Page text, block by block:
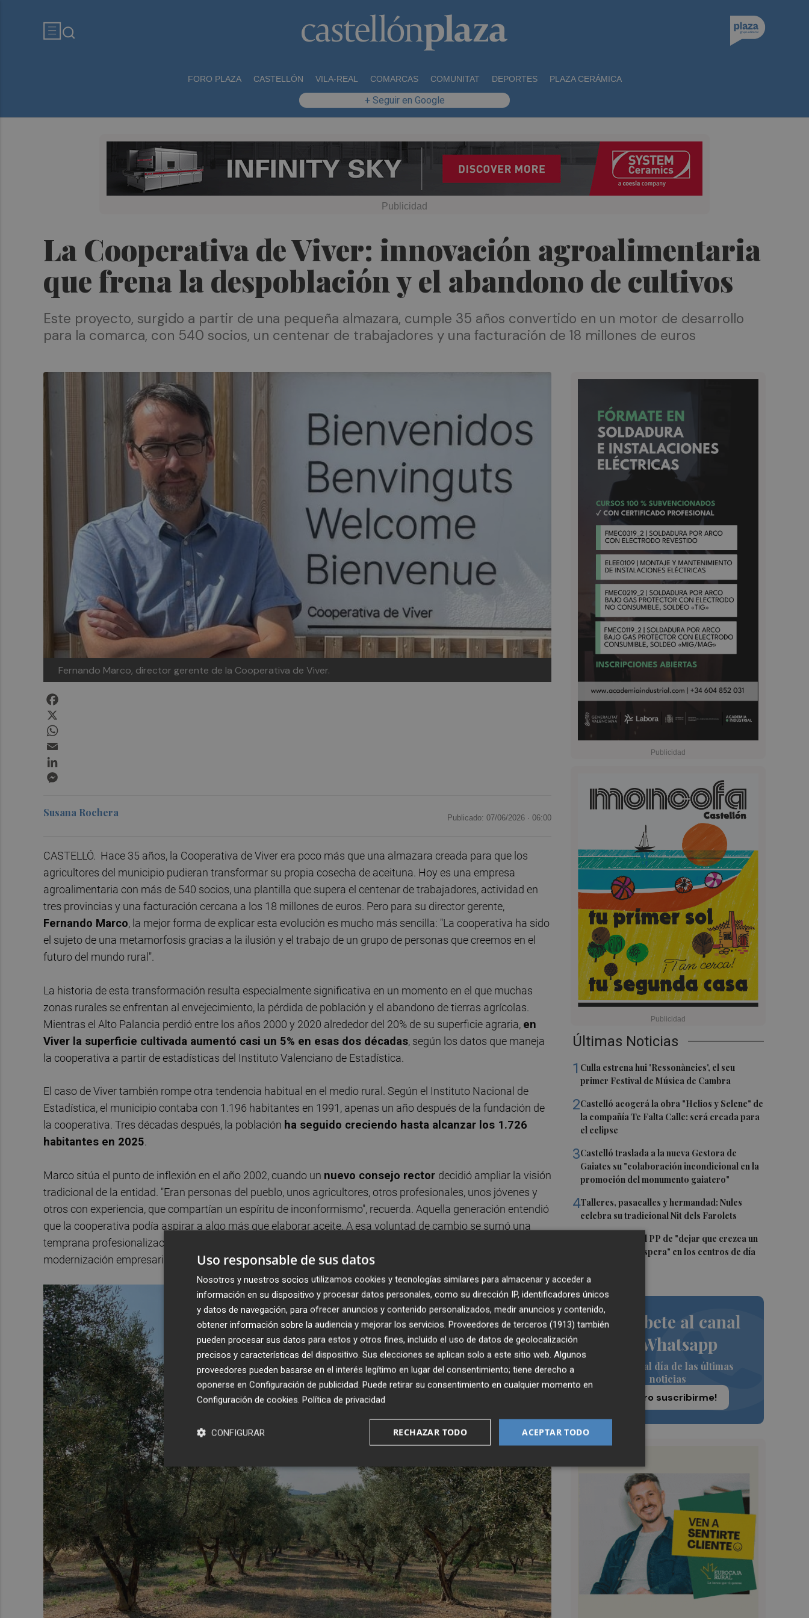
FORO PLAZA CASTELLÓN VILA-REAL COMARCAS COMUNITAT DEPORTES PLAZA CERÁMICA
+ Seguir en Google
La Cooperativa de Viver: innovación agroalimentaria
que frena la despoblación y el abandono de cultivos
Este proyecto, surgido a partir de una pequeña almazara, cumple 35 años convertido en un motor de desarrollo
para la comarca, con 540 socios, un centenar de trabajadores y una facturación de 18 millones de euros
Fernando Marco, director gerente de la Cooperativa de Viver.
Últimas Noticias
1 Culla estrena hui 'Ressonàncies', el seu
primer Festival de Música de Cambra
2Castelló acogerá la obra "Helios y Selene" de
la compañía Te Falta Calle: será creada para
el eclipse
3Castelló traslada a la nueva Gestora de
Gaiates su "colaboración incondicional en la
promoción del monumento gaiatero"
4Talleres, pasacalles y hermandad: Nules
celebra su tradicional Nit dels Farolets
El PSPV acusa al PP de "dejar que crezca un
31 % la lista de espera" en los centros de día
Suscríbete al canal
de Whatsapp
Siempre al día de las últimas
noticias
¡Quiero suscribirme!
Susana Rochera Publicado: 07/06/2026 · 06:00
CASTELLÓ. Hace 35 años, la Cooperativa de Viver era poco más que una almazara creada para que los
agricultores del municipio pudieran transformar su propia cosecha de aceituna. Hoy es una empresa
agroalimentaria con más de 540 socios, una plantilla que supera el centenar de trabajadores, actividad en
tres provincias y una facturación cercana a los 18 millones de euros. Pero para su director gerente,
Fernando Marco, la mejor forma de explicar esta evolución es mucho más sencilla: "La cooperativa ha sido
el sujeto de una metamorfosis gracias a la ilusión y el trabajo de un grupo de personas que creemos en el
futuro del mundo rural".
La historia de esta transformación resulta especialmente significativa en un momento en el que muchas
zonas rurales se enfrentan al envejecimiento, la pérdida de población y el abandono de tierras agrícolas.
Mientras el Alto Palancia perdió entre los años 2000 y 2020 alrededor del 20% de su superficie agraria, en
Viver la superficie cultivada aumentó casi un 5% en esas dos décadas, según los datos que maneja
la cooperativa a partir de estadísticas del Instituto Valenciano de Estadística.
El caso de Viver también rompe otra tendencia habitual en el medio rural. Según el Instituto Nacional de
Estadística, el municipio contaba con 1.196 habitantes en 1991, apenas un año después de la fundación de
la cooperativa. Tres décadas después, la población ha seguido creciendo hasta alcanzar los 1.726
habitantes en 2025.
Marco sitúa el punto de inflexión en el año 2002, cuando un nuevo consejo rector decidió ampliar la visión
tradicional de la entidad. "Eran personas del pueblo, unos agricultores, otros profesionales, unos jóvenes y
otros con experiencia, que compartían un espíritu de inconformismo", recuerda. Aquella generación entendió
que la cooperativa podía aspirar a algo más que elaborar aceite. A esa voluntad de cambio se sumó una
temprana profesionalización de la gestión y una estrategia basada en tres pilares: diversificación agraria,
modernización empresarial y aprovechamiento de nuevas infraestructuras como el regadío de apoyo.
Uso responsable de sus datos
Nosotros y nuestros socios utilizamos cookies y tecnologías similares para almacenar y acceder a
información en su dispositivo y procesar datos personales, como su dirección IP, identificadores únicos
y datos de navegación, para ofrecer anuncios y contenido personalizados, medir anuncios y contenido,
obtener información sobre la audiencia y mejorar los servicios. Proveedores de terceros (1913) también
pueden procesar sus datos para estos y otros fines, incluido el uso de datos de geolocalización
precisos y características del dispositivo. Sus elecciones se aplican solo a este sitio web. Algunos
proveedores pueden basarse en el interés legítimo en lugar del consentimiento; tiene derecho a
oponerse en Configuración de publicidad. Puede retirar su consentimiento en cualquier momento en
Configuración de cookies. Política de privacidad
ACEPTAR TODO
RECHAZAR TODO
CONFIGURAR